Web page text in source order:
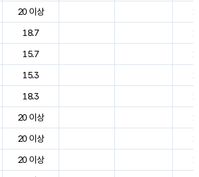
20 이상
18.7
15.7
15.3
18.3
20 이상
20 이상
20 이상